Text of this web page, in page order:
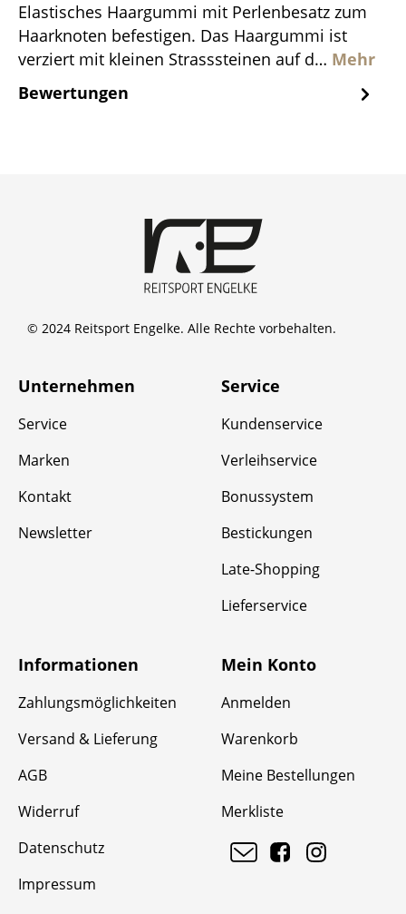
Elastisches Haargummi mit Perlenbesatz zum
Haarknoten befestigen. Das Haargummi ist
verziert mit kleinen Strasssteinen auf d… Mehr
Bewertungen
© 2024 Reitsport Engelke. Alle Rechte vorbehalten.
Unternehmen
Service
Marken
Kontakt
Newsletter
Service
Kundenservice
Verleihservice
Bonussystem
Bestickungen
Late-Shopping
Lieferservice
Informationen
Zahlungsmöglichkeiten
Versand & Lieferung
AGB
Widerruf
Datenschutz
Impressum
Mein Konto
Anmelden
Warenkorb
Meine Bestellungen
Merkliste